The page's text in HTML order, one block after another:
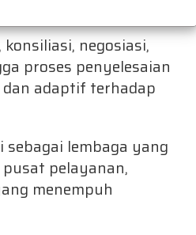
negosiasi,
proses penyelesaian
adaptif terhadap
lembaga yang
pelayanan,
menempuh